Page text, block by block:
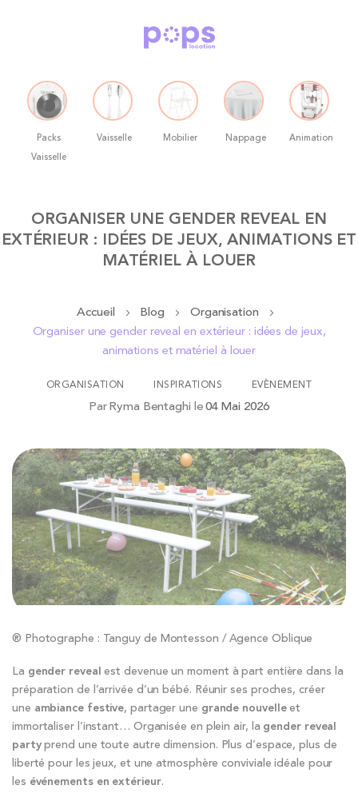
Packs
Vaisselle
Vaisselle Mobilier Nappage Animation
contenu
ORGANISER UNE GENDER REVEAL EN
EXTÉRIEUR : IDÉES DE JEUX, ANIMATIONS ET
MATÉRIEL À LOUER
Accueil Blog
Organisation
Organiser une gender reveal en extérieur : idées de jeux,
animations et matériel à louer
ORGANISATION INSPIRATIONS EVÈNEMENT
ParRyma Bentaghi le04 Mai 2026
® Photographe : Tanguy de Montesson / Agence Oblique
La gender revealest devenue un moment à part entière dans la
préparation de l’arrivée d’un bébé. Réunir ses proches, créer
une ambiance festive, partager une grande nouvelleet
immortaliser l’instant… Organisée en plein air, la gender reveal
partyprend une toute autre dimension. Plus d’espace, plus de
liberté pour les jeux, et une atmosphère conviviale idéale pour
les événements en extérieur.